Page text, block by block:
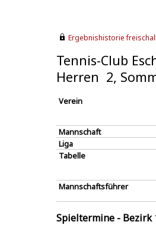
Ergebnishistorie
Tennis-Club
Herren 2,
Verein
Mannschaft
Liga
Tabelle
Mannschaftsführer
Spieltermine - Bezirk